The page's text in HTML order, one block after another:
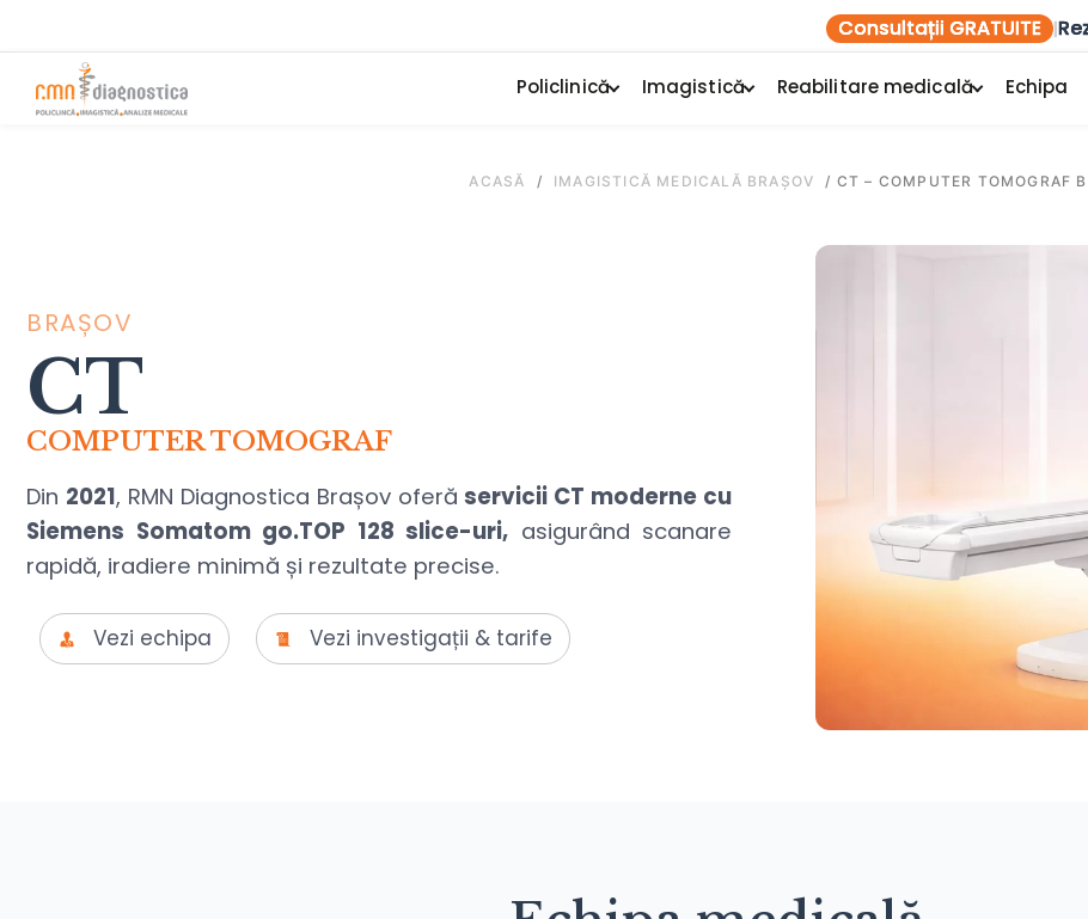
Consultații GRATUITE |
Policlinică Imagistică Reabilitare medicală Echipa
ACASĂ / IMAGISTICĂ MEDICALĂ BRAȘOV / CT – COMPUTER TOMOGRAF
BRAȘOV
CT
COMPUTER TOMOGRAF
Din 2021, RMN Diagnostica Brașov oferă servicii CT moderne cu
Siemens Somatom go.TOP 128 slice-uri, asigurând scanare
rapidă, iradiere minimă și rezultate precise.
Vezi echipa Vezi investigații & tarife